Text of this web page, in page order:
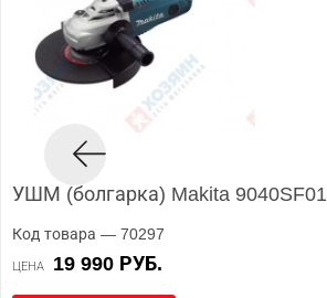
УШМ (болгарка) Makita 9040SF01
Код товара — 70297
ЦЕНА 19 990 РУБ.